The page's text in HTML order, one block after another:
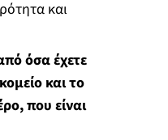
και
όσα έχετε
και το
που είναι